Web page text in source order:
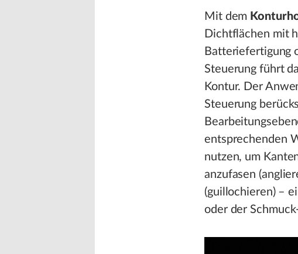
Mit dem
Dichtflächen mit
Batteriefertigung
Steuerung führt
Kontur. Der
Steuerung
entsprechenden
nutzen, um
anzufasen
(guillochieren) –
oder der